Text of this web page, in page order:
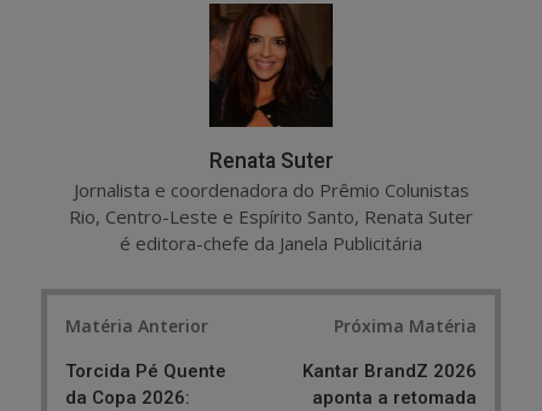
Renata Suter
Jornalista e coordenadora do Prêmio Colunistas
Rio, Centro-Leste e Espírito Santo, Renata Suter
é editora-chefe da Janela Publicitária
Matéria Anterior
Torcida Pé Quente
da Copa 2026:
Próxima Matéria
Kantar BrandZ 2026
aponta a retomada